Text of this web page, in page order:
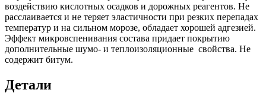
воздействию кислотных осадков и дорожных реагентов. Не
расслаивается и не теряет эластичности при резких перепадах
температур и на сильном морозе, обладает хорошей адгезией.
Эффект микровспенивания состава придает покрытию
дополнительные шумо- и теплоизоляционные свойства. Не
содержит битум.
Детали